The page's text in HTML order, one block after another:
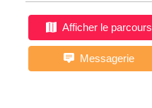
Afficher le parcours
Messagerie